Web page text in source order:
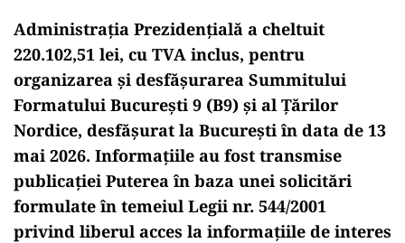
Administrația Prezidențială a cheltuit
220.102,51 lei, cu TVA inclus, pentru
organizarea și desfășurarea Summitului
Formatului București 9 (B9) și al Țărilor
Nordice, desfășurat la București în data de 13
mai 2026. Informațiile au fost transmise
publicației Puterea în baza unei solicitări
formulate în temeiul Legii nr. 544/2001
privind liberul acces la informațiile de interes